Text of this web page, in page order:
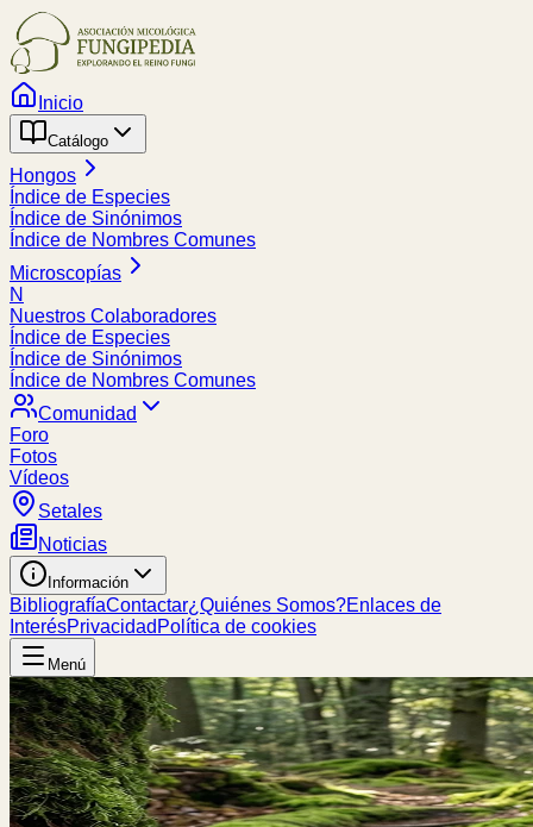
Inicio
Catálogo
Hongos
Índice de Especies
Índice de Sinónimos
Índice de Nombres Comunes
Microscopías
N
Nuestros Colaboradores
Índice de Especies
Índice de Sinónimos
Índice de Nombres Comunes
Comunidad
Foro
Fotos
Vídeos
Setales
Noticias
Información
BibliografíaContactar¿Quiénes Somos?Enlaces de
InterésPrivacidad Política de cookies
Menú